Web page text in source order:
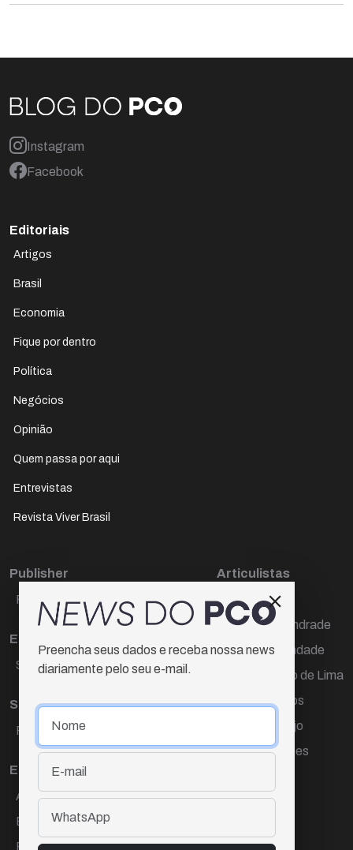
Instagram
Facebook
Editoriais
Artigos
Brasil
Economia
Fique por dentro
Política
Negócios
Opinião
Quem passa por aqui
Entrevistas
Revista Viver Brasil
Publisher
Paulo Cesar de Oliveira
Editora Chefe
Sueli Cotta
Sub-editora
Raquel Ayres
Equipe
Ana Lúcia Cortez
Eliane Hardy
Fernando Torres
Articulistas
Décio Freire
Dr Marcos Andrade
Hamilton Trindade
Igor Carvalho de Lima
Mario Campos
Renata Araújo
Wagner Gomes
Preencha seus dados e receba nossa news
diariamente pelo seu e-mail.